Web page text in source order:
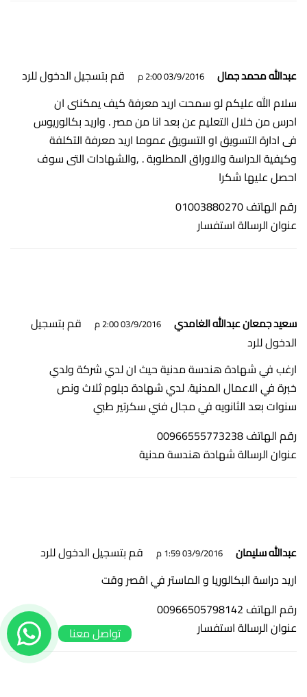
عبدالله محمد جمال 03/9/2016 2:00 م
قم بتسجيل الدخول للرد
سلام الله عليكم لو سمحت اريد معرفة كيف يمكننى ان
ادرس من خلال التعليم عن بعد انا من مصر . واريد بكالوريوس
فى ادارة التسويق او التسويق عموما اريد معرفة التكلفة
وكيفية الدراسة والاوراق المطلوبة . ,والشهادات التى سوف
احصل عليها شكرا
رقم الهاتف 01003880270
عنوان الرسالة استفسار
سعيد جمعان عبدالله الغامدي 03/9/2016 2:00 م
قم بتسجيل
الدخول للرد
ارغب في شهادة هندسة مدنية حيث ان لدي شركة ولدي
خبرة في الاعمال المدنية. لدي شهادة دبلوم ثلاث ونص
سنوات بعد الثانويه في مجال فني سكرتير طبي
رقم الهاتف 00966555773238
عنوان الرسالة شهادة هندسة مدنية
عبدالله سليمان 03/9/2016 1:59 م
قم بتسجيل الدخول للرد
اريد دراسة البكالوريا و الماستر في اقصر وقت
رقم الهاتف 00966505798142
عنوان الرسالة استفسار
تواصل معنا